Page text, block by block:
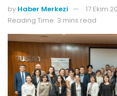
by Haber Merkezi
17 Ekim
Reading Time: 3 mins read